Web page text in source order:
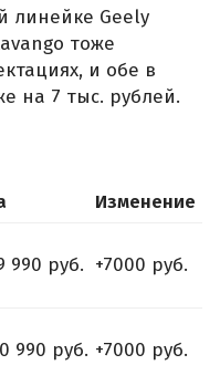
линейке Geely
тоже
и обе в
на 7 тыс. рублей.
Изменение
990 руб. +7000 руб.
990 руб. +7000 руб.